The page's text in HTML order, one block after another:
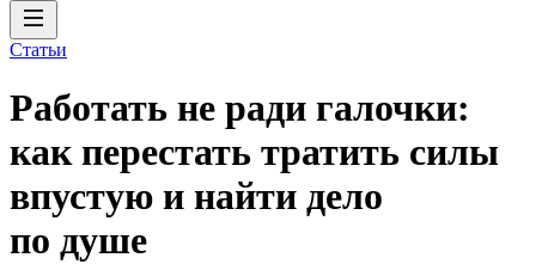
Статьи
Работать не ради галочки:
как перестать тратить силы
впустую и найти дело
по душе